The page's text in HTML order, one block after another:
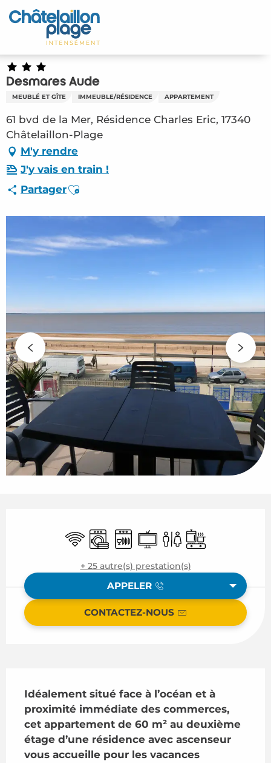
Aller
au
principal
Accueil
Découvrir
Activités
A vivre
Rendez-vous
Votre séjour
Desmares Aude
MEUBLÉ ET GÎTE IMMEUBLE/RÉSIDENCE APPARTEMENT
61 bvd de la Mer, Résidence Charles Eric, 17340
Châtelaillon-Plage
M'y rendre
J'y vais en train !
PartagerAjouter aux favoris
WiFi Lave lingeLave vaisselle
Télévision
ToilettesPlaque de
+ 25 autre(s) prestation(s)
APPELER
CONTACTEZ-NOUS
Idéalement situé face à l’océan et à
proximité immédiate des commerces,
cet appartement de 60 m² au deuxième
étage d’une résidence avec ascenseur
vous accueille pour les vacances